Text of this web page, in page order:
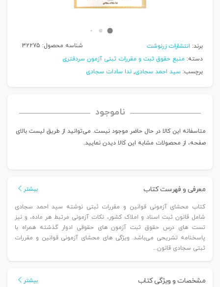
برند: انتشارات زرنوشت شناسه محصول: 32275
دسته: منبع حقوق ثبت و مقررات ثبتی آزمون سردفتری
برچسب: سید احمد سجادی, ندا سادات سجادی
ناموجود
متاسفانه این کالا در حال حاضر موجود نیست. می‌توانید از طریق لیست بالای
صفحه، از محصولات مشابه این کالا دیدن نمایید.
معرفی و فهرست کتاب بیشتر
کتاب محشای آزمونی قوانین و مقررات ثبتی نوشته سید احمد سجادی
شامل قانون ثبت اسناد و املاک کشور، نکات آزمونی مرتبط هر ماده، و نیز
تست های درس حقوق ثبت آزمون های حقوقی ادوار گذشته همراه با
پاسخنامه تشریحی می‌باشد. ویژگی های محشای آزمونی قوانین و مقررات
ثبتی سجادی قانون...
مشخصات و ویژگی کتاب بیشتر